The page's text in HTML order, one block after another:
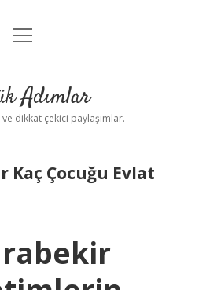
Anasayfa
Uyarı
menüyü
Adımlar
dikkat çekici paylaşımlar.
Kaç Çocuğu Evlat